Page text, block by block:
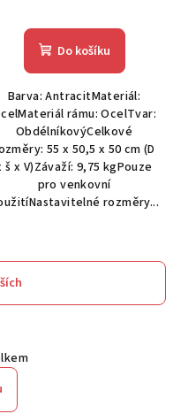
Do košíku
Barva: AntracitMateriál:
rámu: OcelTvar:
ObdélníkovýCelkové
55 x 50,5 x 50 cm (D
š x V)Závaží: 9,75 kgPouze
pro venkovní
rozměry...